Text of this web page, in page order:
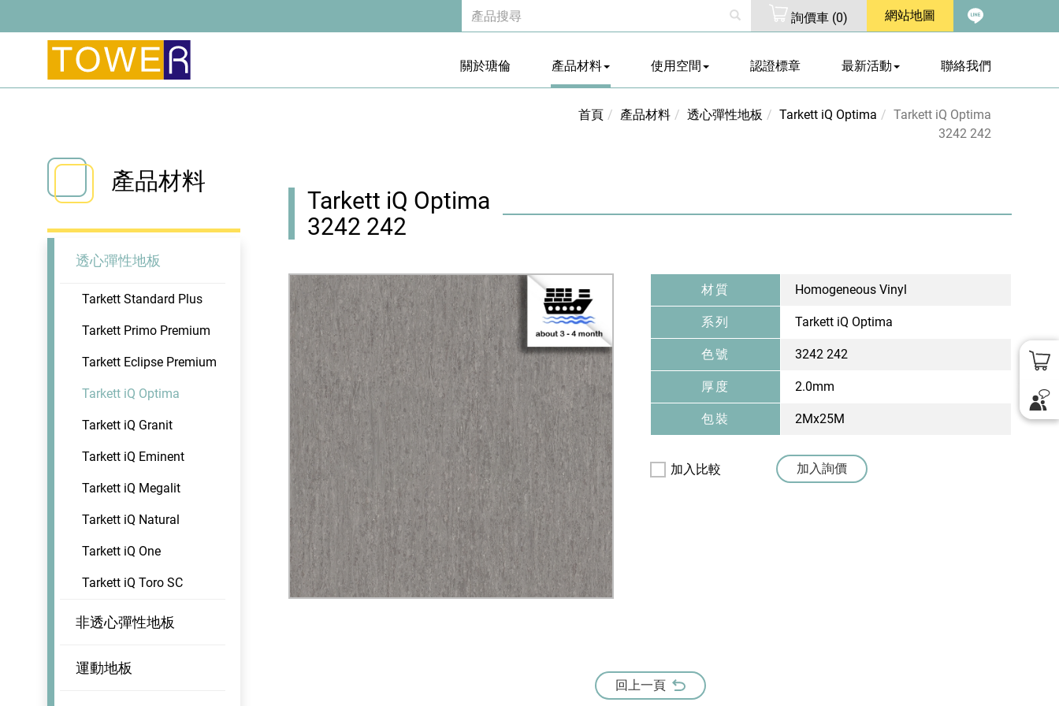
詢價車 (0) 網站地圖
關於瑭倫 產品材料 使用空間 認證標章 最新活動 聯絡我們
產品材料
透心彈性地板
Tarkett Standard Plus
Tarkett Primo Premium
Tarkett Eclipse Premium
Tarkett iQ Optima
Tarkett iQ Granit
Tarkett iQ Eminent
Tarkett iQ Megalit
Tarkett iQ Natural
Tarkett iQ One
Tarkett iQ Toro SC
非透心彈性地板
運動地板
首頁 產品材料 透心彈性地板 Tarkett iQ Optima
Tarkett iQ Optima
3242 242
Tarkett iQ Optima
3242 242
材質 Homogeneous Vinyl
系列 Tarkett iQ Optima
色號 3242 242
厚度 2.0mm
包裝 2Mx25M
加入比較 加入詢價
回上一頁